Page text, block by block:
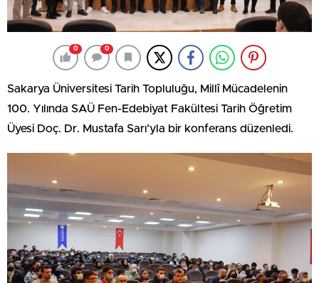
0 0
Sakarya Üniversitesi Tarih Topluluğu, Millî Mücadelenin
100. Yılında SAÜ Fen-Edebiyat Fakültesi Tarih Öğretim
Üyesi Doç. Dr. Mustafa Sarı’yla bir konferans düzenledi.